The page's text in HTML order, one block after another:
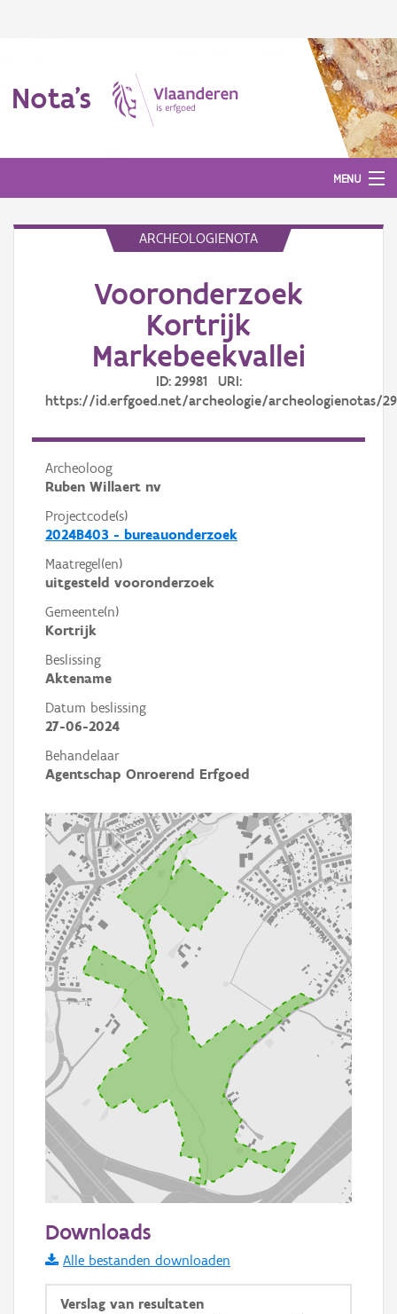
Nota's
MENU
ARCHEOLOGIENOTA
Vooronderzoek
Kortrijk
Markebeekvallei
ID: 29981 URI:
https://id.erfgoed.net/archeologie/archeologienotas/
Archeoloog
Ruben Willaert nv
Projectcode(s)
2024B403 - bureauonderzoek
Maatregel(en)
uitgesteld vooronderzoek
Gemeente(n)
Kortrijk
Beslissing
Aktename
Datum beslissing
27-06-2024
Behandelaar
Agentschap Onroerend Erfgoed
Informatie Vlaanderen
i
Downloads
Alle bestanden downloaden
Verslag van resultaten